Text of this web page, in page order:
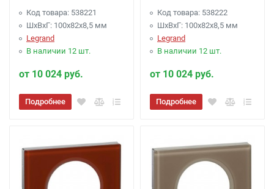
Код товара: 538221
ШхВхГ: 100x82x8,5 мм
Legrand
В наличии 12 шт.
от 10 024 руб.
Подробнее
Код товара: 538222
ШхВхГ: 100x82x8,5 мм
Legrand
В наличии 12 шт.
от 10 024 руб.
Подробнее